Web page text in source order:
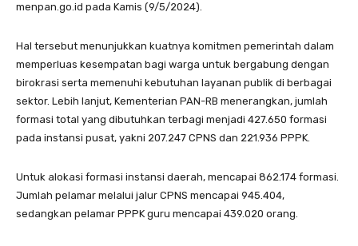
menpan.go.id pada Kamis (9/5/2024).
Hal tersebut menunjukkan kuatnya komitmen pemerintah dalam
memperluas kesempatan bagi warga untuk bergabung dengan
birokrasi serta memenuhi kebutuhan layanan publik di berbagai
sektor. Lebih lanjut, Kementerian PAN-RB menerangkan, jumlah
formasi total yang dibutuhkan terbagi menjadi 427.650 formasi
pada instansi pusat, yakni 207.247 CPNS dan 221.936 PPPK.
Untuk alokasi formasi instansi daerah, mencapai 862.174 formasi.
Jumlah pelamar melalui jalur CPNS mencapai 945.404,
sedangkan pelamar PPPK guru mencapai 439.020 orang.